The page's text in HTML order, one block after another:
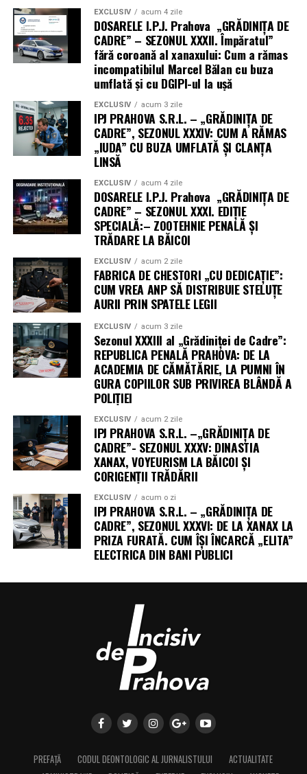
EXCLUSIV acum 4 zile
DOSARELE I.P.J. Prahova „GRĂDINIȚA DE
CADRE” – SEZONUL XXXII. Împăratul”
fără coroană al xanaxului: Cum a rămas
incompatibilul Marcel Bălan cu buza
umflată și cu DGIPI-ul la ușă
EXCLUSIV acum 3 zile
IPJ PRAHOVA S.R.L. – „GRĂDINIȚA DE
CADRE”, SEZONUL XXXIV: CUM A RĂMAS
„IUDA” CU BUZA UMFLATĂ ȘI CLANȚA
LINSĂ
EXCLUSIV acum 4 zile
DOSARELE I.P.J. Prahova „GRĂDINIȚA DE
CADRE” – SEZONUL XXXI. EDIȚIE
SPECIALĂ:– ZOOTEHNIE PENALĂ ȘI
TRĂDARE LA BĂICOI
EXCLUSIV acum 2 zile
FABRICA DE CHESTORI „CU DEDICAȚIE”:
CUM VREA ANP SĂ DISTRIBUIE STELUȚE
AURII PRIN SPATELE LEGII
EXCLUSIV acum 3 zile
Sezonul XXXIII al „Grădiniței de Cadre”:
REPUBLICA PENALĂ PRAHOVA: DE LA
ACADEMIA DE CĂMĂTĂRIE, LA PUMNI ÎN
GURA COPIILOR SUB PRIVIREA BLÂNDĂ A
POLIȚIEI
EXCLUSIV acum 2 zile
IPJ PRAHOVA S.R.L. –„GRĂDINIȚA DE
CADRE”- SEZONUL XXXV: DINASTIA
XANAX, VOYEURISM LA BĂICOI ȘI
CORIGENȚII TRĂDĂRII
EXCLUSIV acum o zi
IPJ PRAHOVA S.R.L. – „GRĂDINIȚA DE
CADRE”, SEZONUL XXXVI: DE LA XANAX LA
PRIZA FURATĂ. CUM ÎȘI ÎNCARCĂ „ELITA”
ELECTRICA DIN BANI PUBLICI
PREFAȚĂ CODUL DEONTOLOGIC AL JURNALISTULUI
ACTUALITATE